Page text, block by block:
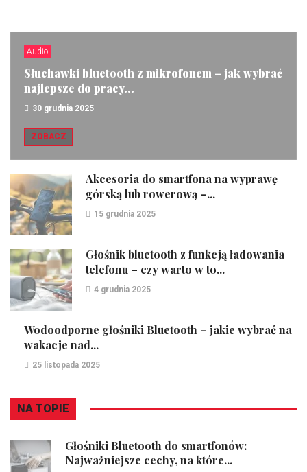
Audio
Słuchawki bluetooth z mikrofonem – jak wybrać
najlepsze do pracy...
30 grudnia 2025
ZOBACZ
Akcesoria do smartfona na wyprawę
górską lub rowerową –...
15 grudnia 2025
Głośnik bluetooth z funkcją ładowania
telefonu – czy warto w to...
4 grudnia 2025
Wodoodporne głośniki Bluetooth – jakie wybrać na
wakacje nad...
25 listopada 2025
NA TOPIE
Głośniki Bluetooth do smartfonów:
Najważniejsze cechy, na które...